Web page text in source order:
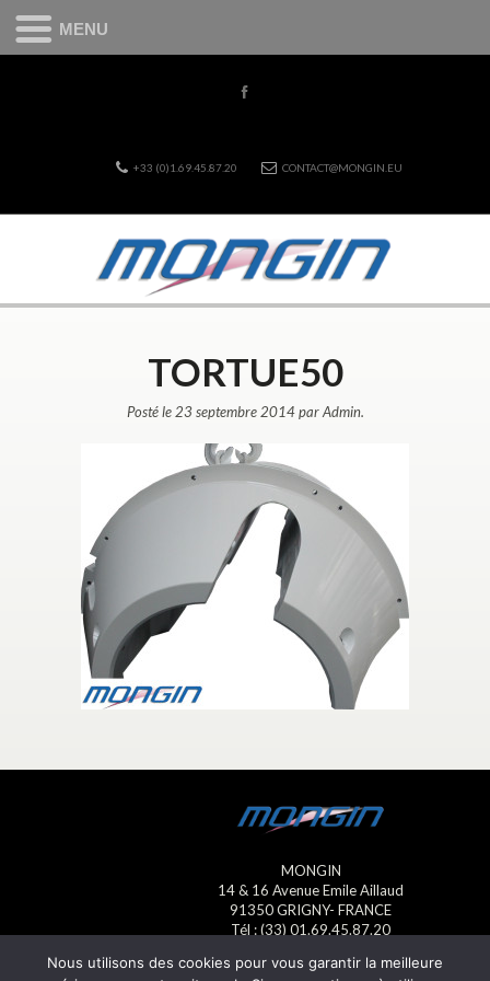
+33 (0)1.69.45.87.20 CONTACT@MONGIN.EU
TORTUE50
Posté le 23 septembre 2014 par Admin.
MONGIN
14 & 16 Avenue Emile Aillaud
91350 GRIGNY- FRANCE
Tél : (33) 01.69.45.87.20
E-mail : mongin@mongin.eu
MENU
Nous utilisons des cookies pour vous garantir la meilleure